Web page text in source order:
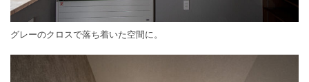
グレーのクロスで落ち着いた空間に。